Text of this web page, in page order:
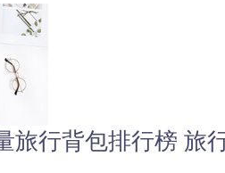
旅行背包排行榜 旅